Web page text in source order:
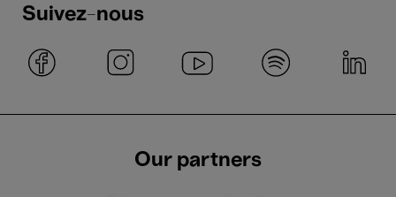
Suivez-nous
Our partners